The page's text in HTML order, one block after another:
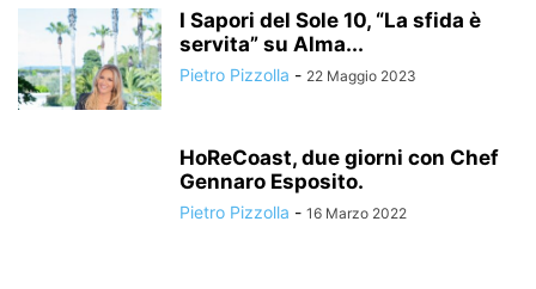
I Sapori del Sole 10, “La sfida è
servita” su Alma...
Pietro Pizzolla - 22 Maggio 2023
HoReCoast, due giorni con Chef
Gennaro Esposito.
Pietro Pizzolla - 16 Marzo 2022